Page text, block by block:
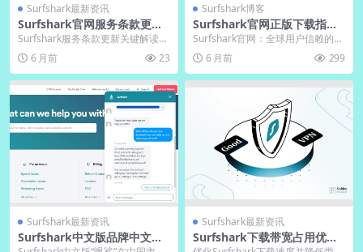
Surfshark最新资讯
Surfshark官网服务条款更新
内容重点提示
Surfshark服务条款更新关键解读：
本文提炼隐私政策与用户责任要
点，助你快速...
6 月前 23
Surfshark博客
Surfshark官网正版下载指
南：2025最新Surfshark电脑
置全攻略
Surfshark官网：全球用户信赖的VP
N服务入口 在数字化隐私日益受到
关注的...
6 月前 299
Surfshark最新资讯
Surfshark中文版品牌中文名
Surfshark最新资讯
Surfshark下载带宽占用优化